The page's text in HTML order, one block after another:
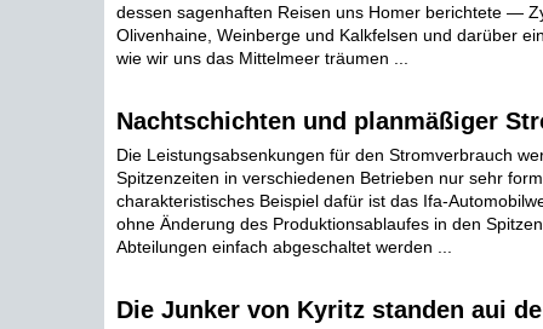
dessen sagenhaften Reisen uns Homer berichtete —
Olivenhaine, Weinberge und Kalkfelsen und darüber
wie wir uns das Mittelmeer träumen ...
Nachtschichten und planmäßiger
Die Leistungsabsenkungen für den Stromverbrauch
Spitzenzeiten in verschiedenen Betrieben nur sehr
charakteristisches Beispiel dafür ist das Ifa-
ohne Änderung des Produktionsablaufes in den
Abteilungen einfach abgeschaltet werden ...
Die Junker von Kyritz standen aui